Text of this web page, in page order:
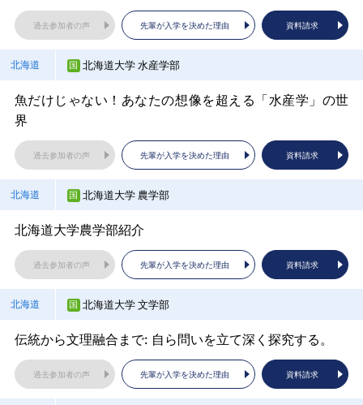
過去参加者の声 先輩が入学を決めた理由 資料請求
北海道 北海道大学 水産学部
魚だけじゃない！あなたの想像を超える「水産学」の世
界
過去参加者の声 先輩が入学を決めた理由 資料請求
北海道 北海道大学 農学部
北海道大学農学部紹介
過去参加者の声 先輩が入学を決めた理由 資料請求
北海道 北海道大学 文学部
伝統から文理融合まで: 自ら問いを立て深く探究する。
過去参加者の声 先輩が入学を決めた理由 資料請求
秋田大学の学部・学科紹介、入試等について
秋田県 秋田大学総合環境理工学部
総合環境理工学部の女子枠入試と若手女性研究者のお話
過去参加者の声 先輩が入学を決めた理由 資料請求
秋田県 秋田大学総合環境理工学部
総合環境理工学部ってどんな学部？
過去参加者の声 先輩が入学を決めた理由 資料請求
秋田県 国際教養大学
大学説明会 国際教養大学への招待
過去参加者の声 先輩が入学を決めた理由 資料請求
埼玉県 埼玉医科大学保健医療学部
“医療の最前線を支える力”―臨床検査学を学ぶ
埼玉県
テクノロジーで命を支える！臨床工学技士になるために
過去参加者の声 先輩が入学を決めた理由
埼玉県 埼玉医科大学保健医療学部
理学療法士の専門性と本学科の強み
過去参加者の声 先輩が入学を決めた理由
埼玉県 埼玉県立大学
埼玉県立大学で保健・医療・福祉のプロを目指そう！
信州大学 工学部
工学部が変わる！ワン＋ナインの魅力を世界に発信！！
長野県 信州大学 繊維学部
日本唯一の繊維学部 繊維をキーワードにものづくり
過去参加者の声
長野県 信州大学 農学部
農学部ー信州の地から農学の未来を創るー
過去参加者の声 先輩が入学を決めた理由 資料請求
長野県 公立諏訪東京理科大学
医学部、医療科学部、保健衛生学部 大学入試説明会
過去参加者の声 先輩が入学を決めた理由
愛知県
医学部、医療科学部、保健衛生学部 大学入試説明会
愛知県 名城大学
よく分かる！初めての名城大学
三重県 三重大学
大学別説明会
過去参加者の声 先輩が入学を決めた理由 資料請求
京都府 京都文教大学
あなたを見逃さない『小さな大学』という選択肢
京都府 京都薬科大学
社会を動かす薬学へ。
過去参加者の声 先輩が入学を決めた理由
京都府 同志社大学
現役学生による学生トーク
過去参加者の声 先輩が入学を決めた理由 資料請求
京都府 同志社大学
大学のことがよく分かる！大学全体ガイダンス
高知県 高知県立大学
大学で看護学を学ぶとは：夢を実現するための4年間
過去参加者の声 先輩が入学を決めた理由 資料請求
高知県 高知工科大学
今からでも間に合う総合型選抜の攻略（1.2年対象）
過去参加者の声 先輩が入学を決めた理由 資料請求
高知県 高知工科大学
選ばれるには理由がある大学説明会
過去参加者の声 先輩が入学を決めた理由 資料請求